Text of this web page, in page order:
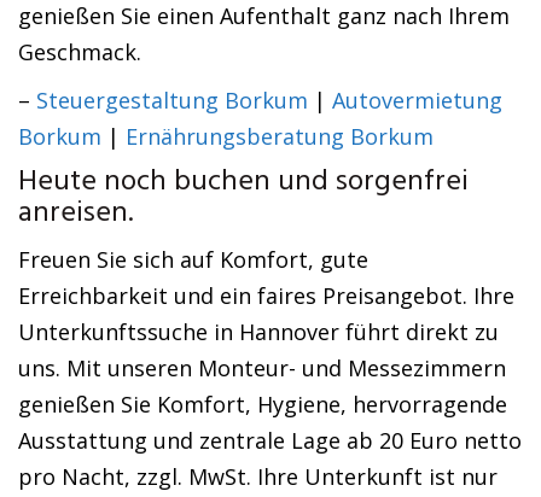
genießen Sie einen Aufenthalt ganz nach Ihrem
Geschmack.
– Steuergestaltung Borkum | Autovermietung
Borkum | Ernährungsberatung Borkum
Heute noch buchen und sorgenfrei
anreisen.
Freuen Sie sich auf Komfort, gute
Erreichbarkeit und ein faires Preisangebot. Ihre
Unterkunftssuche in Hannover führt direkt zu
uns. Mit unseren Monteur- und Messezimmern
genießen Sie Komfort, Hygiene, hervorragende
Ausstattung und zentrale Lage ab 20 Euro netto
pro Nacht, zzgl. MwSt. Ihre Unterkunft ist nur